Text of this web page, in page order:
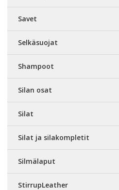
Savet
Selkäsuojat
Shampoot
Silan osat
Silat
Silat ja silakompletit
Silmälaput
StirrupLeather